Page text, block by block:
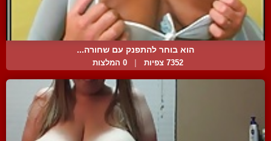
הוא בוחר להתפנק עם שחורה...
7352 צפיות 0 המלצות